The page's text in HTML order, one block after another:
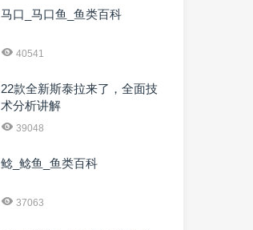
马口_马口鱼_鱼类百科
40541
22款全新斯泰拉来了，全面技
术分析讲解
39048
鲶_鲶鱼_鱼类百科
37063